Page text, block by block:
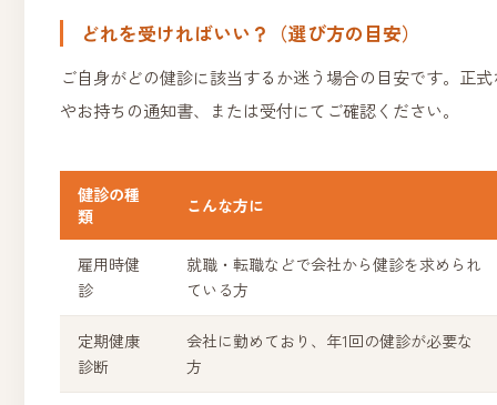
どれを受ければいい？（選び方の目安）
ご自身がどの健診に該当するか迷う場合の目安です。正
やお持ちの通知書、または受付にてご確認ください。
健診の種
類
こんな方に
雇用時健
診
就職・転職などで会社から健診を求められ
ている方
定期健康
診断
会社に勤めており、年1回の健診が必要な
方